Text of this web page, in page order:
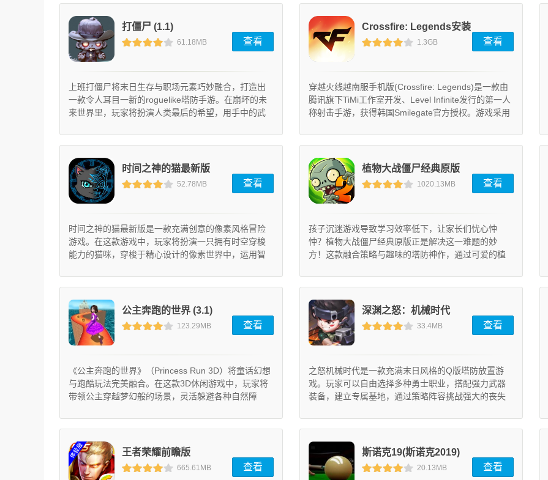
打僵尸 (1.1)
61.18MB 查看
上班打僵尸将末日生存与职场元素巧妙融合，打造出
一款令人耳目一新的roguelike塔防手游。在崩坏的未
来世界里，玩家将扮演人类最后的希望，用手中的武
独具特色的卡通画风，让玩家在碎片时间也能享受策
办公场景中展开一场别开生面的生存之战。
Crossfire: Legends安装
器 (1.0.13)
1.3GB 查看
穿越火线越南服手机版(Crossfire: Legends)是一款由
腾讯旗下TiMi工作室开发、Level Infinite发行的第一人
称射击手游，获得韩国Smilegate官方授权。游戏采用
缩至移动平台。通过高度自定义的操控系统（包括布
的武器手感，为玩家带来媲美端游的沉浸式战斗体
验。
时间之神的猫最新版
(1.3)
52.78MB 查看
时间之神的猫最新版是一款充满创意的像素风格冒险
游戏。在这款游戏中，玩家将扮演一只拥有时空穿梭
能力的猫咪，穿梭于精心设计的像素世界中，运用智
植物大战僵尸经典原版
(13.1.1)
1020.13MB 查看
孩子沉迷游戏导致学习效率低下，让家长们忧心忡
忡？植物大战僵尸经典原版正是解决这一难题的妙
方！这款融合策略与趣味的塔防神作，通过可爱的植
的过程中自然提升逻辑思考能力，彻底告别无意义的
公主奔跑的世界 (3.1)
123.29MB 查看
《公主奔跑的世界》（Princess Run 3D）将童话幻想
与跑酷玩法完美融合。在这款3D休闲游戏中，玩家将
带领公主穿越梦幻般的场景，灵活躲避各种自然障
难度会逐步升级，收集的金币可用于解锁精美服饰和
深渊之怒：机械时代
(1.4.1)
33.4MB 查看
之怒机械时代是一款充满末日风格的Q版塔防放置游
戏。玩家可以自由选择多种勇士职业，搭配强力武器
装备，建立专属基地，通过策略阵容挑战强大的丧失
王者荣耀前瞻版
(11.31.1.6)
665.61MB 查看
斯诺克19(斯诺克2019)
(57.51)
20.13MB 查看